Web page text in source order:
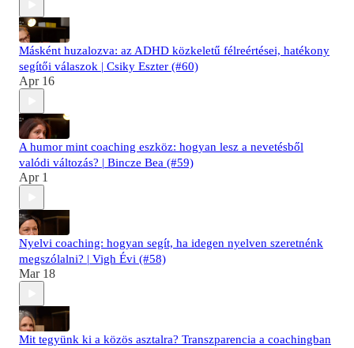
Másként huzalozva: az ADHD közkeletű félreértései, hatékony
segítői válaszok | Csiky Eszter (#60)
Apr 16
A humor mint coaching eszköz: hogyan lesz a nevetésből
valódi változás? | Bincze Bea (#59)
Apr 1
Nyelvi coaching: hogyan segít, ha idegen nyelven szeretnénk
megszólalni? | Vigh Évi (#58)
Mar 18
Mit tegyünk ki a közös asztalra? Transzparencia a coachingban